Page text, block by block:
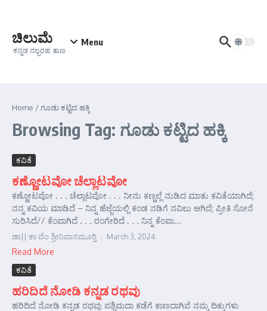
ಚಿಲುಮೆ
ಕನ್ನಡ ನಲ್ಬರಹ ತಾಣ
Menu
Home /ಗೂಡು ಕಟ್ಟಿದ ಹಕ್ಕಿ
Browsing Tag: ಗೂಡು ಕಟ್ಟಿದ ಹಕ್ಕಿ
ಕವಿತೆ
ಕಣ್ಣೋಟವೋ ಚೆಲ್ಲಾಟವೋ
ಕಣ್ಣೋಟವೋ . . . ಚೆಲ್ಲಾಟವೋ . . . ನೀನು ಕಣ್ಣಲ್ಲೆ ನುಡಿದ ಮಾತು ಕವಿತೆಯಾಗಿದೆ;
ನನ್ನ ಕವಿಯ ಮಾಡಿದೆ – ನಿನ್ನ ಹೆಜ್ಜೆಯಲ್ಲಿ ಕಂಡ ನಡಿಗೆ ನವಿಲು ಆಗಿದೆ; ಪ್ರೀತಿ ಸೋನೆ
ಸುರಿಸಿದೆ// ಕೆಂಪಾಗಿದೆ . . . ರಂಗೇರಿದೆ . . . ನಿನ್ನ ಕೆಂಪಾ...
ಡಾ|| ಕಾ ವೆಂ ಶ್ರೀನಿವಾಸಮೂರ್‍ತಿ March 3, 2024
Read More
ಕವಿತೆ
ಹರಿದಿದೆ ನೋಡಿ ಕನ್ನಡ ರಥವು
ಹರಿದಿದೆ ನೋಡಿ ಕನ್ನಡ ರಥವು ಪಶ್ಚಿಮದಾ ಕಡೆಗೆ ಕಾಣದಾಗಿವೆ ನಮ್ಮ ದಿಕ್ಕುಗಳು